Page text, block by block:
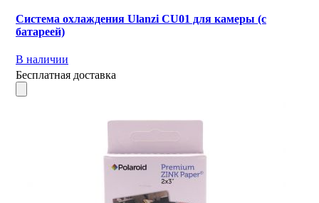
Система охлаждения Ulanzi CU01 для камеры (с
батареей)
В наличии
Бесплатная доставка